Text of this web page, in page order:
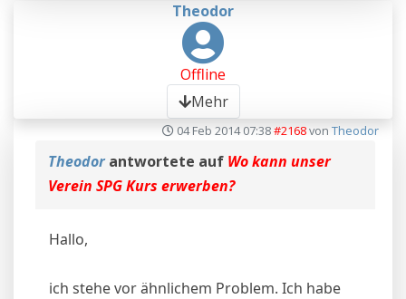
Theodor
Offline
Mehr
04 Feb 2014 07:38#2168von Theodor
Theodorantwortete auf Wo kann unser
Verein SPG Kurs erwerben?
Hallo,
ich stehe vor ähnlichem Problem. Ich habe